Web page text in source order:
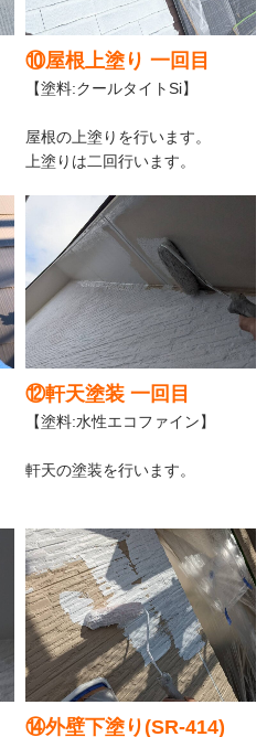
⑩屋根上塗り 一回目
【塗料:クールタイトSi】
屋根の上塗りを行います。
上塗りは二回行います。
⑫軒天塗装 一回目
【塗料:水性エコファイン】
軒天の塗装を行います。
⑭外壁下塗り(SR-414)